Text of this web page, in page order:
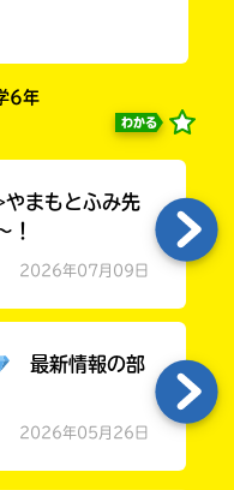
6年
わかる
まもとふみ先
！
2026年07月09日
最新情報の部
2026年05月26日